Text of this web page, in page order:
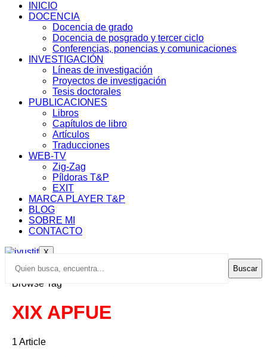
INICIO
DOCENCIA
Docencia de grado
Docencia de posgrado y tercer ciclo
Conferencias, ponencias y comunicaciones
INVESTIGACIÓN
Líneas de investigación
Proyectos de investigación
Tesis doctorales
PUBLICACIONES
Libros
Capítulos de libro
Artículos
Traducciones
WEB-TV
Zig-Zag
Píldoras T&P
EXIT
MARCA PLAYER T&P
BLOG
SOBRE MI
CONTACTO
X
Buscar
Browse Tag
XIX APFUE
1 Article